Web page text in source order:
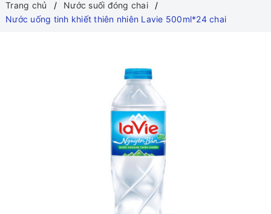
Trang chủ
Nước suối đóng chai
Nước uống tinh khiết thiên nhiên Lavie 500ml*24 chai